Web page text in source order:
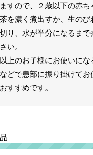
すので、２歳以下の赤ち
を濃く煮出すか、生のび
り、水が半分になるまで
い。
上のお子様にお使いに
どで患部に振り掛けてお
すすめです。